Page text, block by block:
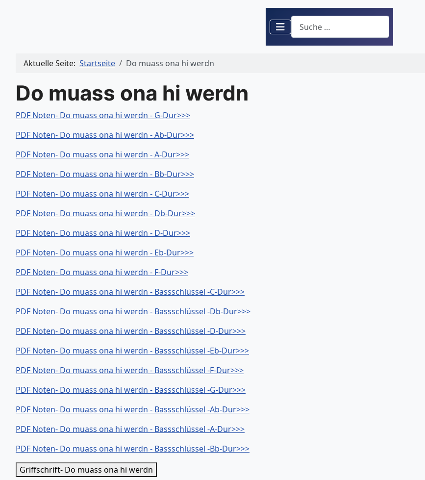
Suchen
Aktuelle Seite: Startseite Do muass ona hi werdn
Do muass ona hi werdn
PDF Noten- Do muass ona hi werdn - G-Dur>>>
PDF Noten- Do muass ona hi werdn - Ab-Dur>>>
PDF Noten- Do muass ona hi werdn - A-Dur>>>
PDF Noten- Do muass ona hi werdn - Bb-Dur>>>
PDF Noten- Do muass ona hi werdn - C-Dur>>>
PDF Noten- Do muass ona hi werdn - Db-Dur>>>
PDF Noten- Do muass ona hi werdn - D-Dur>>>
PDF Noten- Do muass ona hi werdn - Eb-Dur>>>
PDF Noten- Do muass ona hi werdn - F-Dur>>>
PDF Noten- Do muass ona hi werdn - Bassschlüssel -C-Dur>>>
PDF Noten- Do muass ona hi werdn - Bassschlüssel -Db-Dur>>>
PDF Noten- Do muass ona hi werdn - Bassschlüssel -D-Dur>>>
PDF Noten- Do muass ona hi werdn - Bassschlüssel -Eb-Dur>>>
PDF Noten- Do muass ona hi werdn - Bassschlüssel -F-Dur>>>
PDF Noten- Do muass ona hi werdn - Bassschlüssel -G-Dur>>>
PDF Noten- Do muass ona hi werdn - Bassschlüssel -Ab-Dur>>>
PDF Noten- Do muass ona hi werdn - Bassschlüssel -A-Dur>>>
PDF Noten- Do muass ona hi werdn - Bassschlüssel -Bb-Dur>>>
Griffschrift- Do muass ona hi werdn